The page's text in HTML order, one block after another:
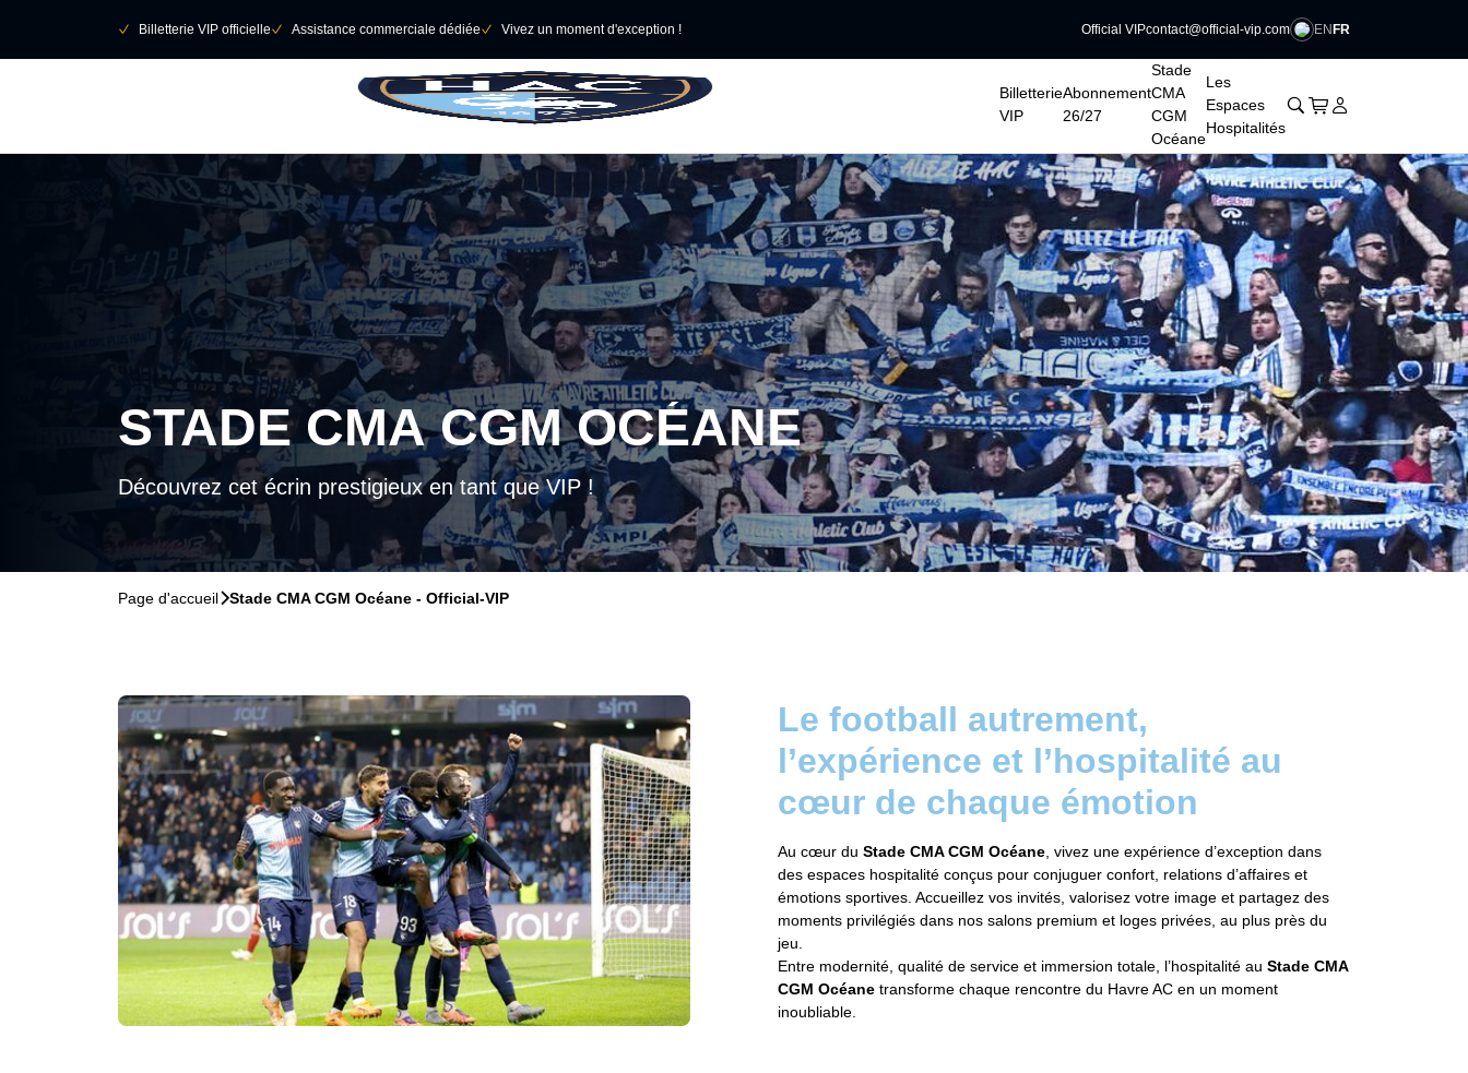
􀆅 Billetterie VIP officielle􀆅 Assistance commerciale dédiée􀆅 Vivez un moment d'exception ! Official VIPcontact@official-vip.com ENFR
Billetterie
VIP
Abonnement
26/27
Stade
CMA
CGM
Océane
Les
Espaces
Hospitalités
􀊫 Cart
􀍩 Se connecter
􀉩
STADE CMA CGM OCÉANE
Découvrez cet écrin prestigieux en tant que VIP !
Page d'accueil􀆊Stade CMA CGM Océane - Official-VIP
Le football autrement,
l’expérience et l’hospitalité au
cœur de chaque émotion
Au cœur du Stade CMA CGM Océane , vivez une expérience d’exception dans
des espaces hospitalité conçus pour conjuguer confort, relations d’affaires et
émotions sportives. Accueillez vos invités, valorisez votre image et partagez des
moments privilégiés dans nos salons premium et loges privées, au plus près du
jeu.
Entre modernité, qualité de service et immersion totale, l’hospitalité au Stade CMA
CGM Océane transforme chaque rencontre du Havre AC en un moment
inoubliable.